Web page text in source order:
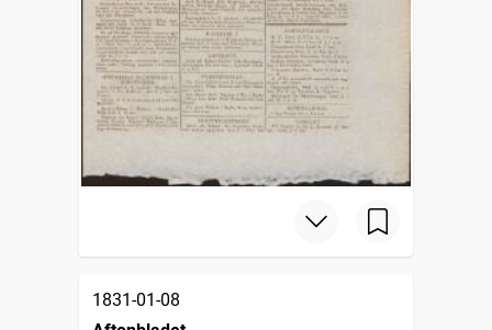
1831-01-08